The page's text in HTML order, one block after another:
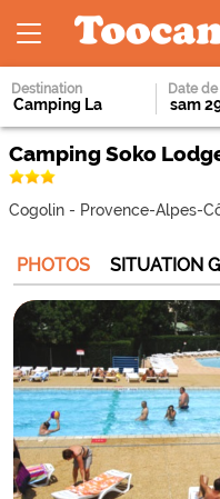
Destination Date
Camping Soko
Cogolin - Provence-Alpes-
PHOTOS SITUATION